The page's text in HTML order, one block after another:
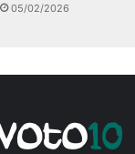
05/02/2026